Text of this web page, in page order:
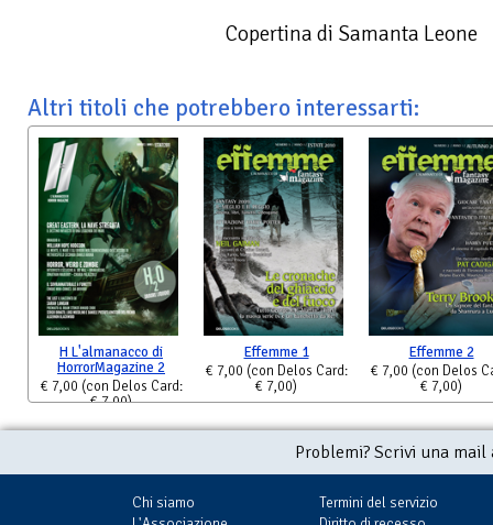
Copertina di Samanta Leone
Altri titoli che potrebbero interessarti:
H L'almanacco di
HorrorMagazine 2
€ 7,00 (con Delos Card:
€ 7,00)
Effemme 1
€ 7,00 (con Delos Card:
€ 7,00)
Effemme 2
€ 7,00 (con Delos
€ 7,00)
Problemi? Scrivi una
Chi siamo
Termini del servizio